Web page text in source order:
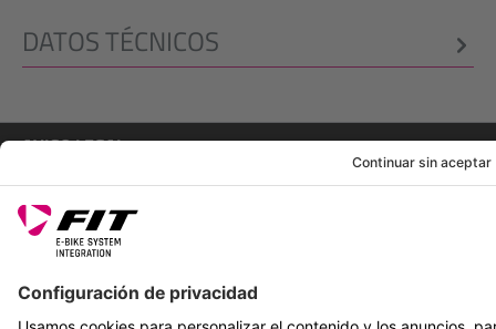
DATOS TÉCNICOS
AVISO LEGAL
SERVICIOS